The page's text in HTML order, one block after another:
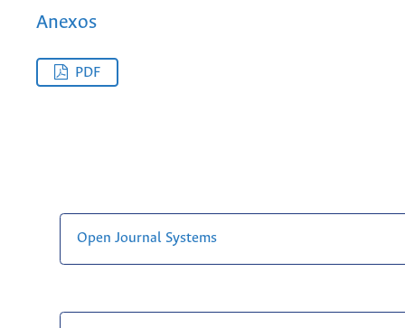
Anexos
PDF
Open Journal Systems